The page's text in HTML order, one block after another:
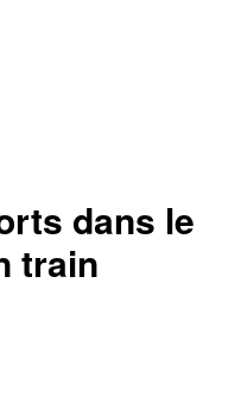
dans le
train